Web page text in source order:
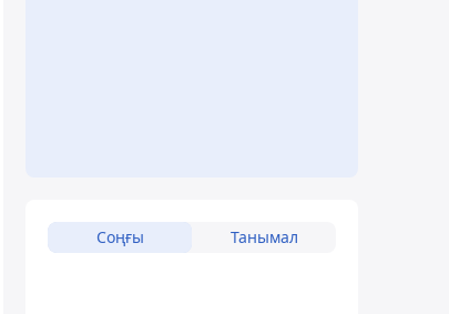
Соңғы Танымал